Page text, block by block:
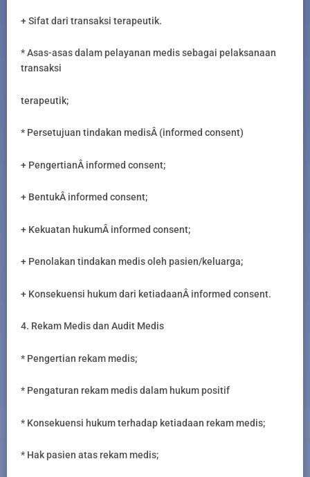
+ Sifat dari transaksi terapeutik.
* Asas-asas dalam pelayanan medis sebagai pelaksanaan
transaksi
terapeutik;
* Persetujuan tindakan medisÂ (informed consent)
+ PengertianÂ informed consent;
+ BentukÂ informed consent;
+ Kekuatan hukumÂ informed consent;
+ Penolakan tindakan medis oleh pasien/keluarga;
+ Konsekuensi hukum dari ketiadaanÂ informed consent.
4. Rekam Medis dan Audit Medis
* Pengertian rekam medis;
* Pengaturan rekam medis dalam hukum positif
* Konsekuensi hukum terhadap ketiadaan rekam medis;
* Hak pasien atas rekam medis;